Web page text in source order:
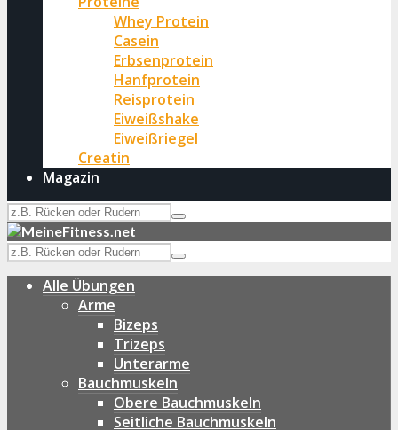
Whey Protein
Casein
Erbsenprotein
Hanfprotein
Reisprotein
Eiweißshake
Eiweißriegel
Creatin
Magazin
Alle Übungen
Arme
Bizeps
Trizeps
Unterarme
Bauchmuskeln
Obere Bauchmuskeln
Seitliche Bauchmuskeln